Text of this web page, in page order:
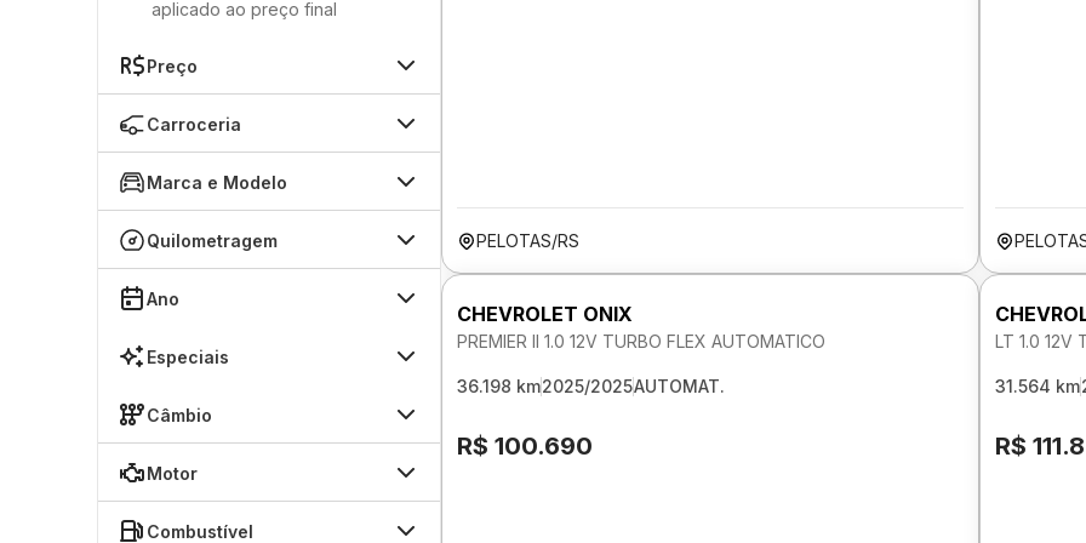
aplicado ao preço final
Preço
Carroceria
Marca e Modelo
Quilometragem
Ano
Especiais
Câmbio
Motor
Combustível
PELOTAS/RS
CHEVROLET ONIX
PREMIER II 1.0 12V TURBO FLEX AUTOMATICO
36.198 km2025/2025AUTOMAT.
R$ 100.690
LT 1.0 12V
31.564 km
R$